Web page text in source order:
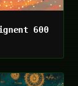
600